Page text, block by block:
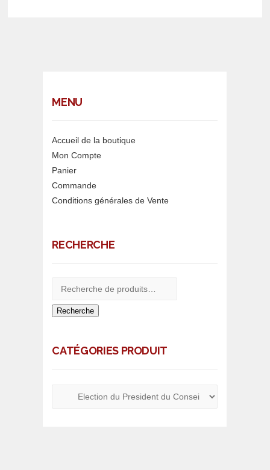
MENU
Accueil de la boutique
Mon Compte
Panier
Commande
Conditions générales de Vente
RECHERCHE
Recherche
CATÉGORIES PRODUIT